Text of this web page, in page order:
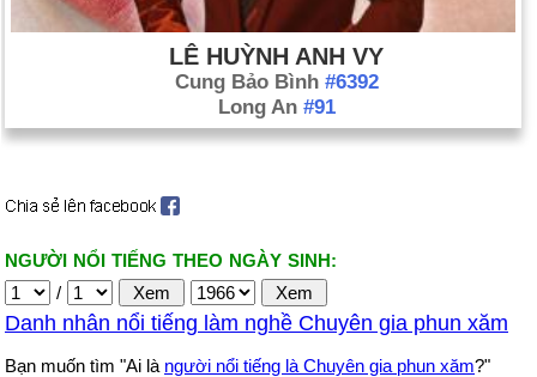
LÊ HUỲNH ANH VY
Cung Bảo Bình #6392
Long An #91
NGƯỜI NỔI TIẾNG THEO NGÀY SINH:
/
Danh nhân nổi tiếng làm nghề Chuyên gia phun xăm
Bạn muốn tìm "Ai là người nổi tiếng là Chuyên gia phun xăm?"